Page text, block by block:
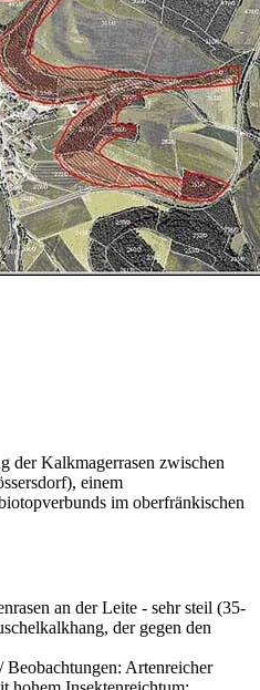
der Kalkmagerrasen zwischen
einem
im oberfränkischen
an der Leite - sehr steil (35-
der gegen den
Beobachtungen: Artenreicher